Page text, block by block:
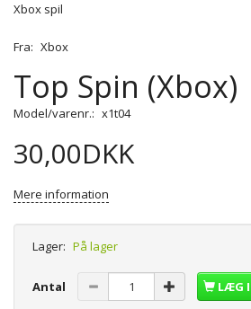
Xbox spil
Fra: Xbox
Top Spin (Xbox)
Model/varenr.: x1t04
30,00DKK
Mere information
Lager: På lager
Antal LÆG I